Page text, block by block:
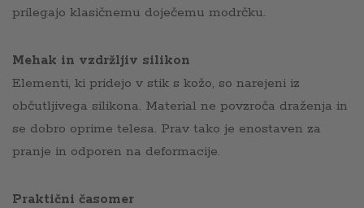
prilegajo klasičnemu doječemu modrčku.
Mehak in vzdržljiv silikon
Elementi, ki pridejo v stik s kožo, so narejeni iz
občutljivega silikona. Material ne povzroča draženja in
se dobro oprime telesa. Prav tako je enostaven za
pranje in odporen na deformacije.
Praktični časomer